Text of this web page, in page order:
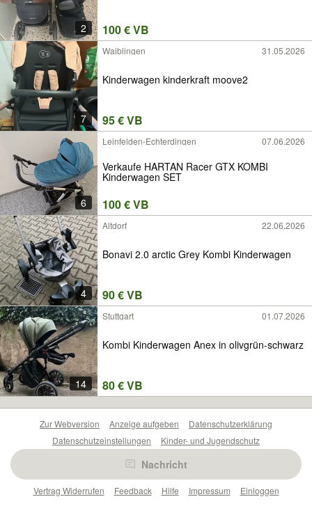
2 100 € VB
7
Waiblingen 31.05.2026
Kinderwagen kinderkraft moove2
95 € VB
6
Leinfelden-Echterdingen 07.06.2026
Verkaufe HARTAN Racer GTX KOMBI
Kinderwagen SET
100 € VB
4
Altdorf 22.06.2026
Bonavi 2.0 arctic Grey Kombi Kinderwagen
90 € VB
14
Stuttgart 01.07.2026
Kombi Kinderwagen Anex in olivgrün-schwarz
80 € VB
Nachricht
Zur Webversion Anzeige aufgeben
Datenschutzerklärung
Datenschutzeinstellungen
Kinder- und Jugendschutz
Barrierefreiheitserklärung
Vertrag Widerrufen
Feedback Hilfe Impressum Einloggen